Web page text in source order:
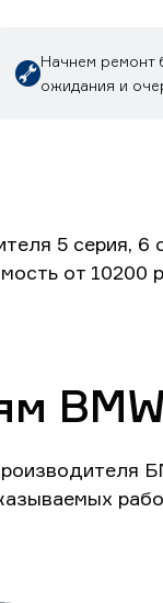
Начнем ремонт
ожидания и
5 серия, 6
от
BMW